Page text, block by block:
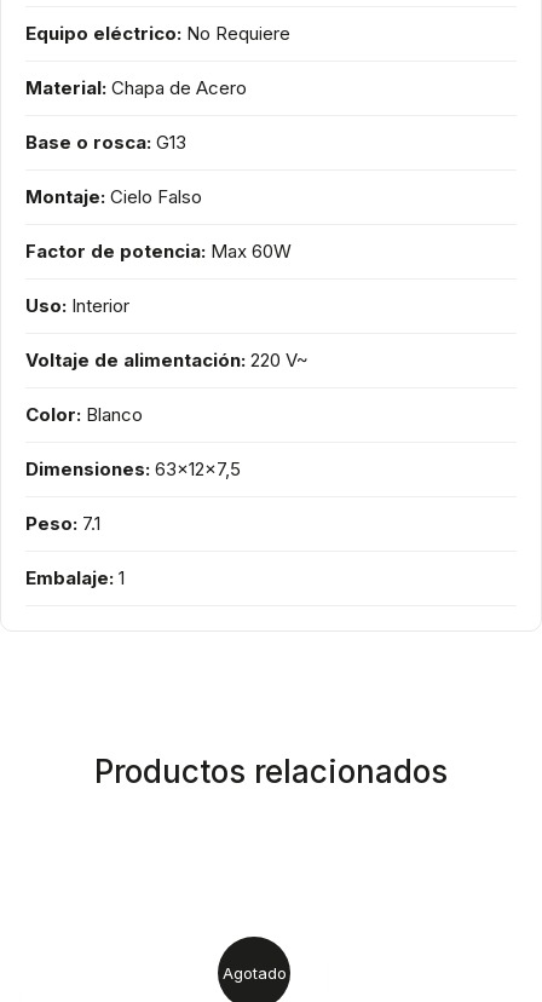
Equipo eléctrico: No Requiere
Material: Chapa de Acero
Base o rosca: G13
Montaje: Cielo Falso
Factor de potencia: Max 60W
Uso: Interior
Voltaje de alimentación: 220 V~
Color: Blanco
Dimensiones: 63x12x7,5
Peso: 7.1
Embalaje: 1
Productos relacionados
Agotado